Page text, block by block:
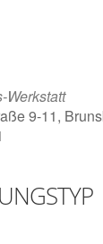
Werkstatt
9-11,